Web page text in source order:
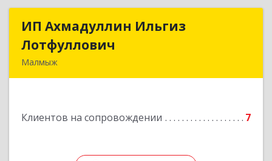
ИП Ахмадуллин Ильгиз
Лотфуллович
Малмыж
Клиентов на сопровождении 7
ИП Ахмадуллин Ильгиз
Подробнее